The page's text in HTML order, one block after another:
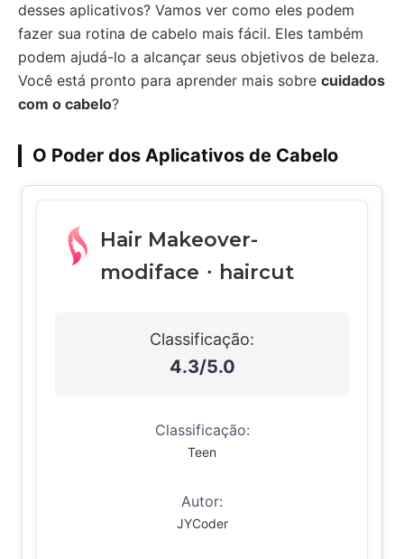
desses aplicativos? Vamos ver como eles podem
fazer sua rotina de cabelo mais fácil. Eles também
podem ajudá-lo a alcançar seus objetivos de beleza.
Você está pronto para aprender mais sobre cuidados
com o cabelo?
O Poder dos Aplicativos de Cabelo
Hair Makeover-
modiface・haircut
Classificação:
4.3/5.0
Classificação:
Teen
Autor:
JYCoder